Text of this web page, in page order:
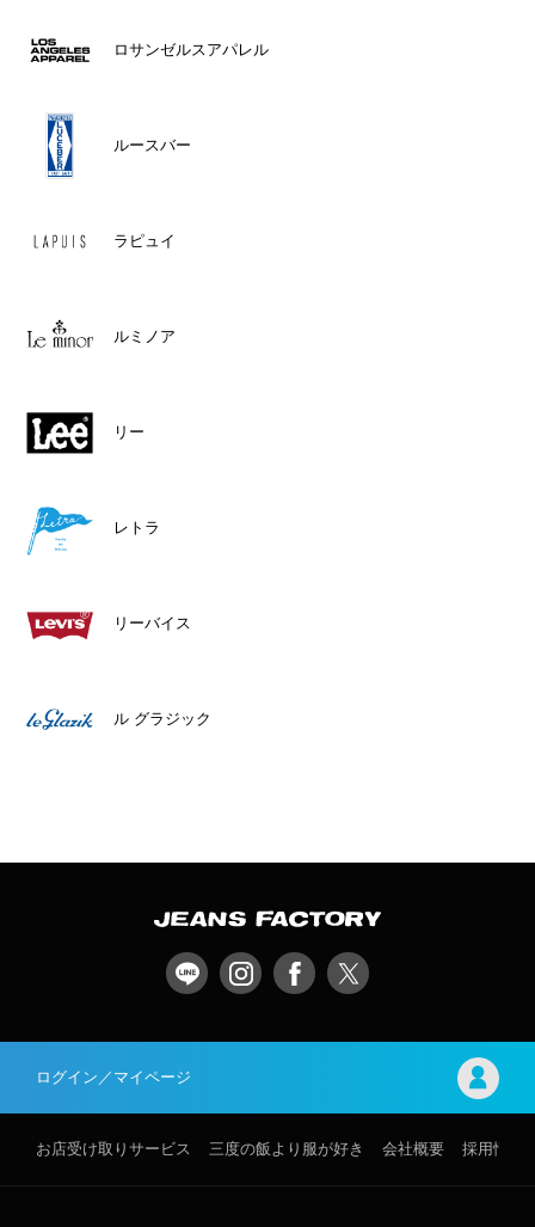
ロサンゼルスアパレル
ルースバー
ラピュイ
ルミノア
リー
レトラ
リーバイス
ル グラジック
ログイン／マイページ
お店受け取りサービス 三度の飯より服が好き 会社概要 採用情報